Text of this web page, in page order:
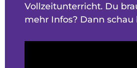
Vollzeitunterricht. Du
mehr Infos? Dann schau